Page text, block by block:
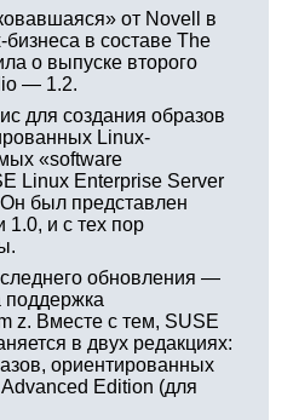
от Novell в
в составе The
о выпуске второго
— 1.2.
для создания образов
Linux-
«software
Linux Enterprise Server
был представлен
1.0, и с тех пор
обновления —
z. Вместе с тем, SUSE
в двух редакциях:
ориентированных
Edition (для